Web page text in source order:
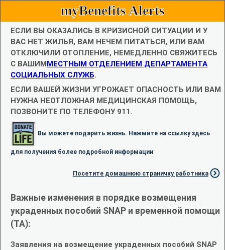
myBenefits Alerts
ЕСЛИ ВЫ ОКАЗАЛИСЬ В КРИЗИСНОЙ СИТУАЦИИ И У
ВАС НЕТ ЖИЛЬЯ, ВАМ НЕЧЕМ ПИТАТЬСЯ, ИЛИ ВАМ
ОТКЛЮЧИЛИ ОТОПЛЕНИЕ, НЕМЕДЛЕННО СВЯЖИТЕСЬ
С ВАШИММЕСТНЫМ ОТДЕЛЕНИЕМ ДЕПАРТАМЕНТА
СОЦИАЛЬНЫХ СЛУЖБ.
ЕСЛИ ВАШЕЙ ЖИЗНИ УГРОЖАЕТ ОПАСНОСТЬ ИЛИ ВАМ
НУЖНА НЕОТЛОЖНАЯ МЕДИЦИНСКАЯ ПОМОЩЬ,
ПОЗВОНИТЕ ПО ТЕЛЕФОНУ 911.
Вы можете подарить жизнь. Нажмите на ссылку здесь
для получения более подробной информации
Посетите домашнюю страничку работника
Важные изменения в порядке возмещения
украденных пособий SNAP и временной помощи
(TA):
Заявления на возмещение украденных пособий SNAP